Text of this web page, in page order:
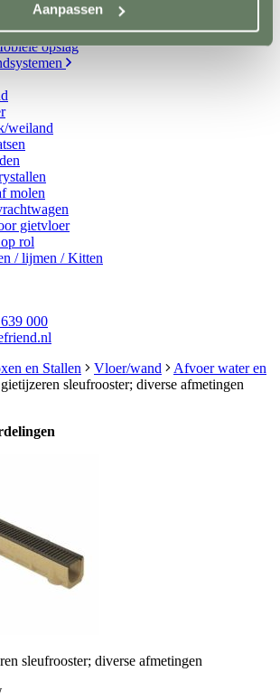
Aanpassen
Terug
opslag
opslag
weiland
molen
gietvloer
rol
/ lijmen / Kitten
000
en Stallen Vloer/wand
Afvoer water en
sleufrooster; diverse afmetingen
sleufrooster; diverse afmetingen